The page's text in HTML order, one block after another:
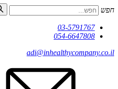
חפש
03-5791767
054-6647808
adi@inhealthycompany.co.il